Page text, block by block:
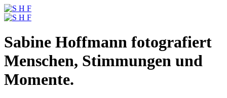
Sabine Hoffmann fotografiert
Menschen, Stimmungen und
Momente.